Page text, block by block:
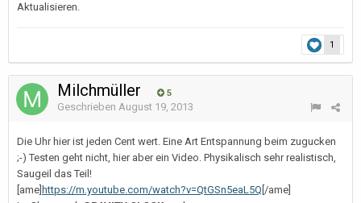
Aktualisieren.
1
Milchmüller 5
Geschrieben August 19, 2013
Die Uhr hier ist jeden Cent wert. Eine Art Entspannung beim zugucken
;-) Testen geht nicht, hier aber ein Video. Physikalisch sehr realistisch,
Saugeil das Teil!
[ame] https://m.youtube.com/watch?v=QtGSn5eaL5Q [/ame]